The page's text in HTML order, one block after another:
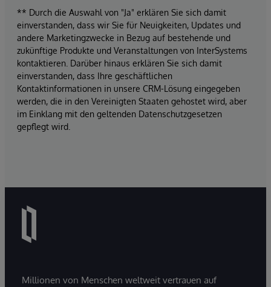
** Durch die Auswahl von "Ja" erklären Sie sich damit
einverstanden, dass wir Sie für Neuigkeiten, Updates und
andere Marketingzwecke in Bezug auf bestehende und
zukünftige Produkte und Veranstaltungen von InterSystems
kontaktieren. Darüber hinaus erklären Sie sich damit
einverstanden, dass Ihre geschäftlichen
Kontaktinformationen in unsere CRM-Lösung eingegeben
werden, die in den Vereinigten Staaten gehostet wird, aber
im Einklang mit den geltenden Datenschutzgesetzen
gepflegt wird.
Millionen von Menschen weltweit vertrauen auf